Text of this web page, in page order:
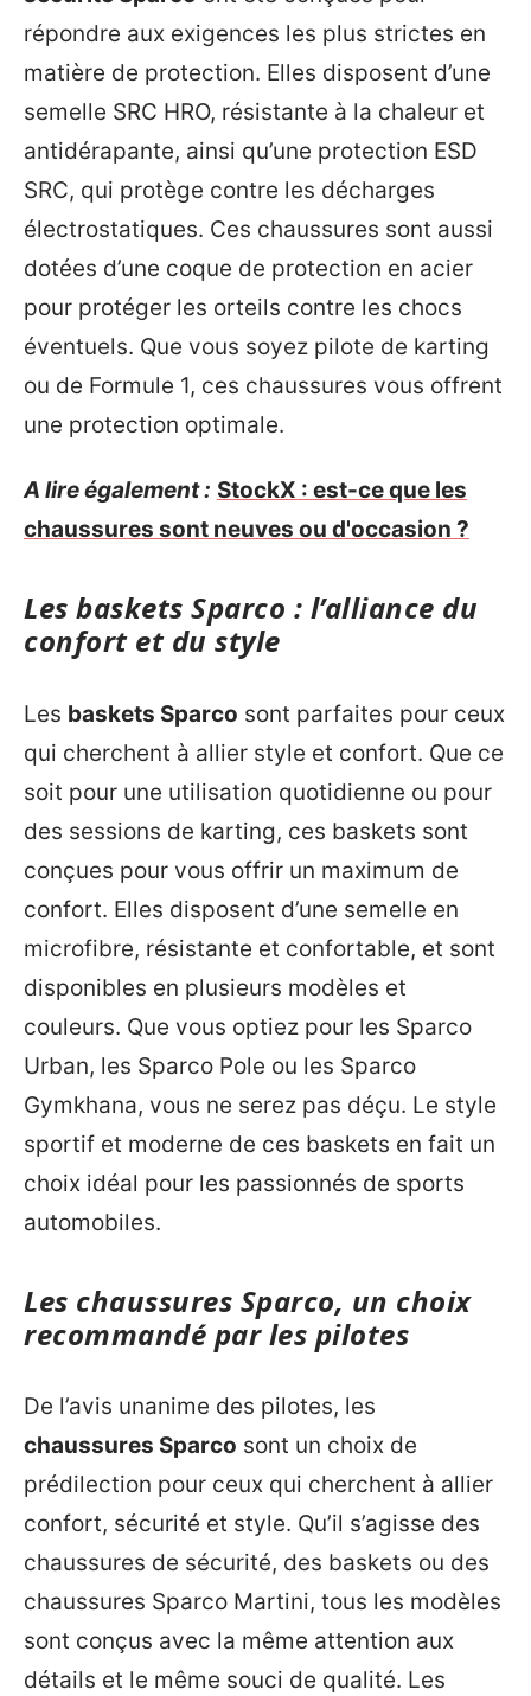
répondre aux exigences les plus strictes en
matière de protection. Elles disposent d’une
semelle SRC HRO, résistante à la chaleur et
antidérapante, ainsi qu’une protection ESD
SRC, qui protège contre les décharges
électrostatiques. Ces chaussures sont aussi
dotées d’une coque de protection en acier
pour protéger les orteils contre les chocs
éventuels. Que vous soyez pilote de karting
ou de Formule 1, ces chaussures vous offrent
une protection optimale.
A lire également : StockX : est-ce que les
chaussures sont neuves ou d'occasion ?
Les baskets Sparco : l’alliance du
confort et du style
Les baskets Sparco sont parfaites pour ceux
qui cherchent à allier style et confort. Que ce
soit pour une utilisation quotidienne ou pour
des sessions de karting, ces baskets sont
conçues pour vous offrir un maximum de
confort. Elles disposent d’une semelle en
microfibre, résistante et confortable, et sont
disponibles en plusieurs modèles et
couleurs. Que vous optiez pour les Sparco
Urban, les Sparco Pole ou les Sparco
Gymkhana, vous ne serez pas déçu. Le style
sportif et moderne de ces baskets en fait un
choix idéal pour les passionnés de sports
automobiles.
Les chaussures Sparco, un choix
recommandé par les pilotes
De l’avis unanime des pilotes, les
chaussures Sparco sont un choix de
prédilection pour ceux qui cherchent à allier
confort, sécurité et style. Qu’il s’agisse des
chaussures de sécurité, des baskets ou des
chaussures Sparco Martini, tous les modèles
sont conçus avec la même attention aux
détails et le même souci de qualité. Les